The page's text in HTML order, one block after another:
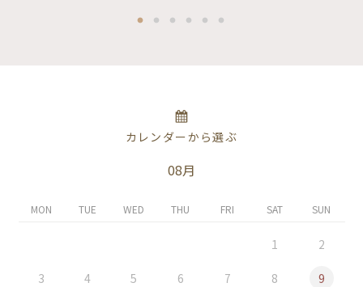
カレンダーから選ぶ
08月
MON TUE WED THU FRI SAT SUN
1 2
3 4 5 6 7 8 9